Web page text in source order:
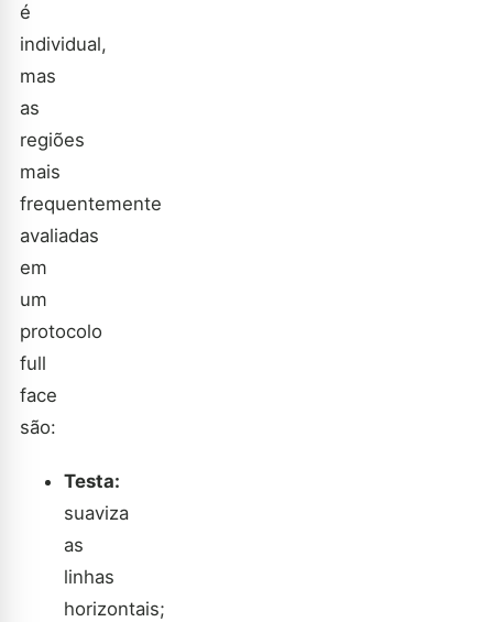
é
individual,
mas
as
regiões
mais
frequentemente
avaliadas
em
um
protocolo
full
face
são:
Testa:
suaviza
as
linhas
horizontais;